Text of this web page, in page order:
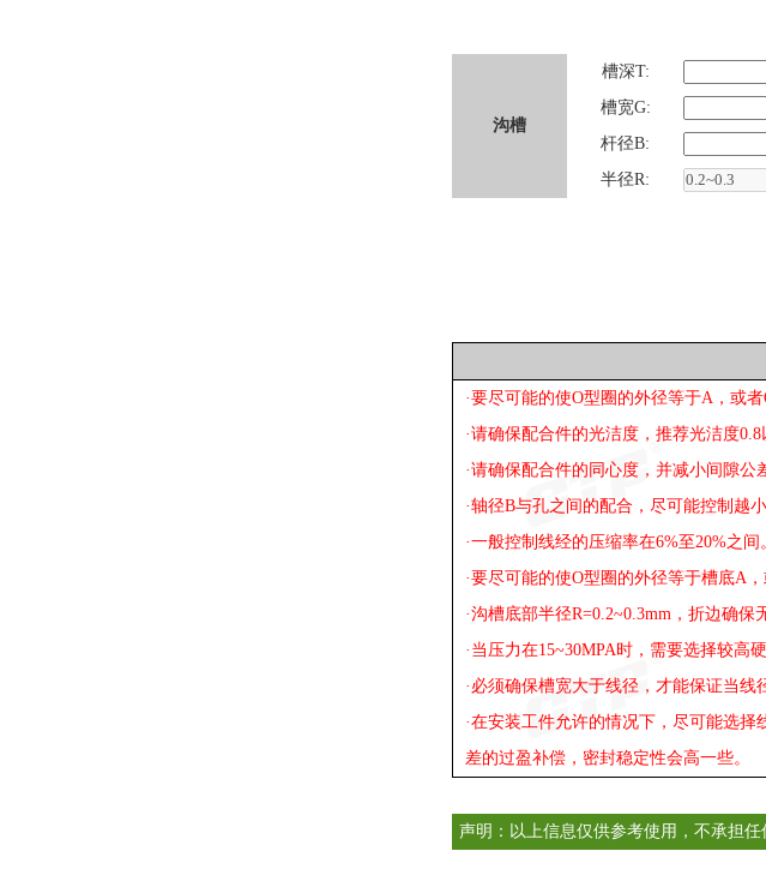
沟槽
槽深T:
槽宽G:
杆径B:
半径R:
·要尽可能的使O型圈的外径等于A，或
·请确保配合件的光洁度，推荐光洁度0.8
·请确保配合件的同心度，并减小间隙公
·轴径B与孔之间的配合，尽可能控制越
·一般控制线经的压缩率在6%至20%之
·要尽可能的使O型圈的外径等于槽底A
·沟槽底部半径R=0.2~0.3mm，折边确保
·当压力在15~30MPA时，需要选择较高
·必须确保槽宽大于线径，才能保证当线
·在安装工件允许的情况下，尽可能选
差的过盈补偿，密封稳定性会高一些。
声明：以上信息仅供参考使用，不承担